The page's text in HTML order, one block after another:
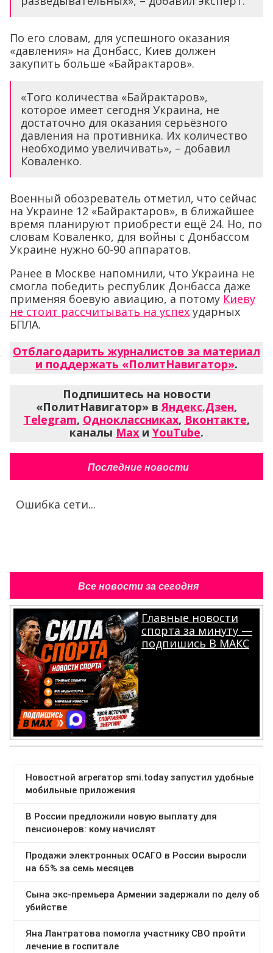
По его словам, для успешного оказания
«давления» на Донбасс, Киев должен
закупить больше «Байрактаров».
«Того количества «Байрактаров»,
которое имеет сегодня Украина, не
достаточно для оказания серьёзного
давления на противника. Их количество
необходимо увеличивать», – добавил
Коваленко.
Военный обозреватель отметил, что сейчас
на Украине 12 «Байрактаров», в ближайшее
время планируют приобрести ещё 24. Но, по
словам Коваленко, для войны с Донбассом
Украине нужно 60-90 аппаратов.
Ранее в Москве напомнили, что Украина не
смогла победить республик Донбасса даже
применяя боевую авиацию, а потому Киеву
не стоит рассчитывать на успех ударных
БПЛА.
Отблагодарить журналистов за материал
и поддержать «ПолитНавигатор».
Подпишитесь на новости
«ПолитНавигатор» вЯндекс.Дзен,
Telegram, Одноклассниках, Вконтакте,
каналы Max и YouTube.
Последние новости
Ошибка сети...
Все новости за сегодня
Главные новости
спорта за минуту —
подпишись В МАКС
.